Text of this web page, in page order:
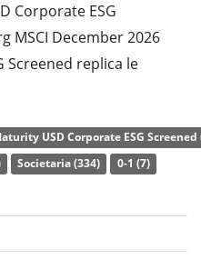
Corporate ESG
MSCI December 2026
Screened replica le
in dollari
parte degli altri indici
include solo le
specifico anno (in
è composto da
social and
USD Corporate ESG Screened
Societaria (334) 0-1 (7)